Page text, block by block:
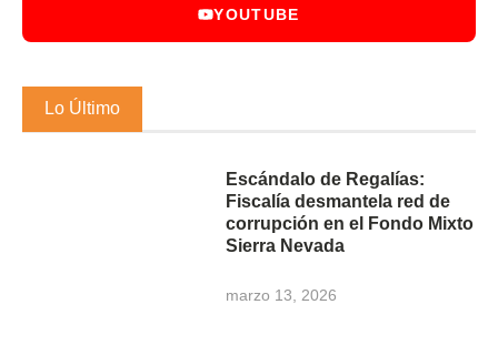
YOUTUBE
Lo Último
Escándalo de Regalías:
Fiscalía desmantela red de
corrupción en el Fondo Mixto
Sierra Nevada
marzo 13, 2026